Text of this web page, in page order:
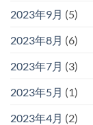
2023年9月 (5)
2023年8月 (6)
2023年7月 (3)
2023年5月 (1)
2023年4月 (2)